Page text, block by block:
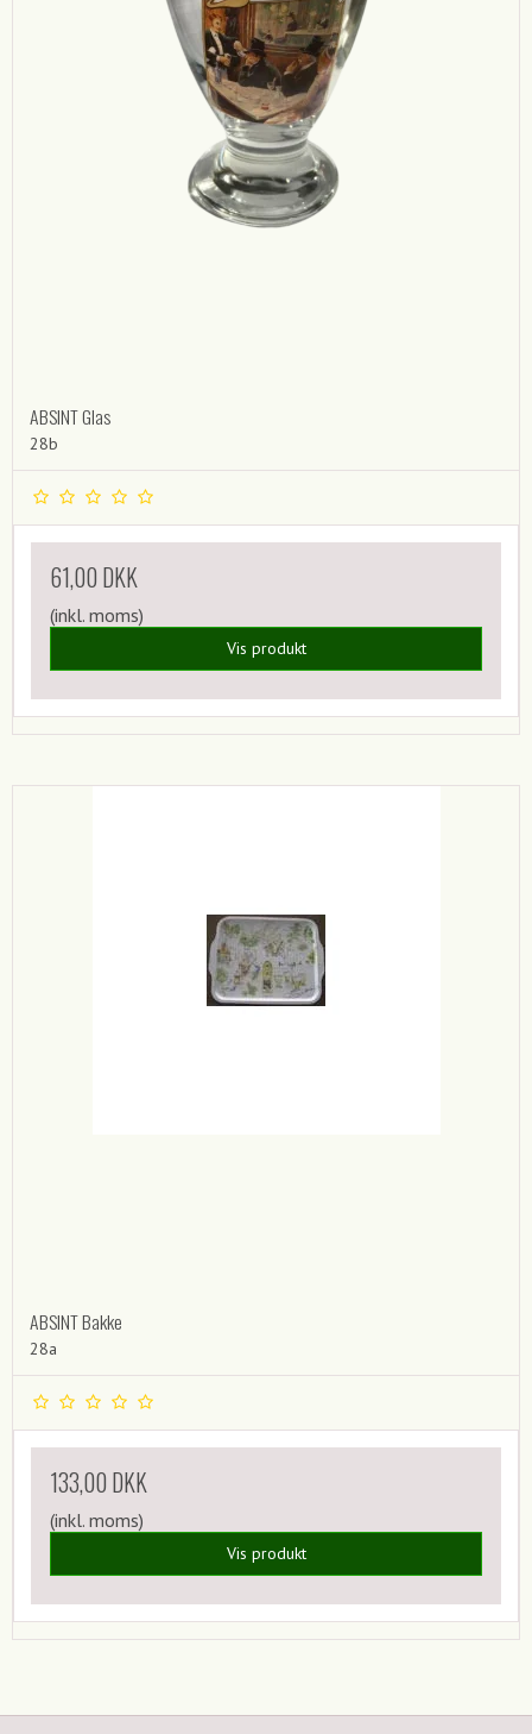
ABSINT Glas
28b
61,00 DKK
(inkl. moms)
Vis produkt
ABSINT Bakke
28a
133,00 DKK
(inkl. moms)
Vis produkt